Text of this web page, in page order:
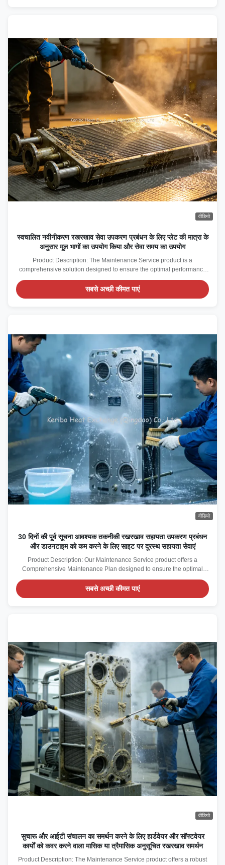
वीडियो
स्वचालित नवीनीकरण रखरखाव सेवा उपकरण प्रबंधन के लिए प्लेट की मात्रा के
अनुसार मूल भागों का उपयोग किया और सेवा समय का उपयोग
Product Description: The Maintenance Service product is a
comprehensive solution designed to ensure the optimal performance
and longevity of your hardware and software systems. Tailored to meet
the diverse needs of businesses, this service combines both on-site
सबसे अच्छी कीमत पाएं
वीडियो
30 दिनों की पूर्व सूचना आवश्यक तकनीकी रखरखाव सहायता उपकरण प्रबंधन
और डाउनटाइम को कम करने के लिए साइट पर दूरस्थ सहायता सेवाएं
Product Description: Our Maintenance Service product offers a
Comprehensive Maintenance Plan designed to ensure the optimal
performance and longevity of your equipment and facilities. Tailored for
businesses seeking reliable Facility Maintenance Management, this
सबसे अच्छी कीमत पाएं
वीडियो
सुचारू और आईटी संचालन का समर्थन करने के लिए हार्डवेयर और सॉफ्टवेयर
कार्यों को कवर करने वाला मासिक या त्रैमासिक अनुसूचित रखरखाव समर्थन
Product Description: The Maintenance Service product offers a robust